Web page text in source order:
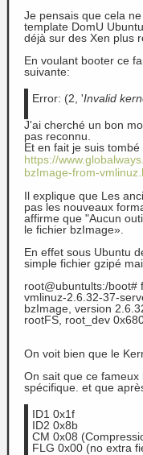
Je pensais que cela
template DomU
déjà sur des Xen plus
En voulant booter ce
suivante:
Error: (2, 'Invalid
J'ai cherché un bon
pas reconnu.
Et en fait je suis
https://
bzImage-from-
Il explique que Les
pas les nouveaux
affirme que "Aucun
le fichier bzImage».
En effet sous Ubuntu
simple fichier gzipé
root@ubuntults:/boot#
vmlinuz-2.6.32-37-
bzImage, version
rootFS, root_dev
On voit bien que le
On sait que ce
spécifique. et que
ID1 0x1f
ID2 0x8b
CM 0x08
FLG 0x00 (no extra